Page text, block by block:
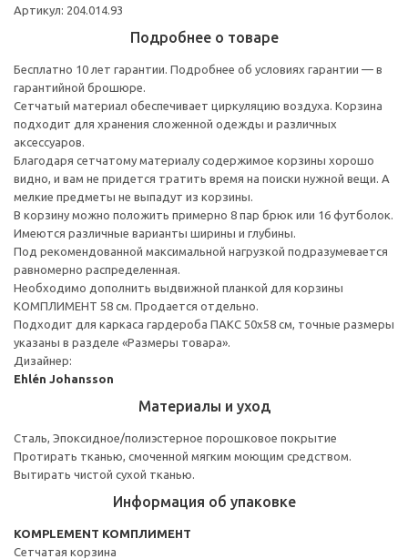
Артикул: 204.014.93
Подробнее о товаре
Бесплатно 10 лет гарантии. Подробнее об условиях гарантии — в
гарантийной брошюре.
Сетчатый материал обеспечивает циркуляцию воздуха. Корзина
подходит для хранения сложенной одежды и различных
аксессуаров.
Благодаря сетчатому материалу содержимое корзины хорошо
видно, и вам не придется тратить время на поиски нужной вещи. А
мелкие предметы не выпадут из корзины.
В корзину можно положить примерно 8 пар брюк или 16 футболок.
Имеются различные варианты ширины и глубины.
Под рекомендованной максимальной нагрузкой подразумевается
равномерно распределенная.
Необходимо дополнить выдвижной планкой для корзины
КОМПЛИМЕНТ 58 см. Продается отдельно.
Подходит для каркаса гардероба ПАКС 50x58 см, точные размеры
указаны в разделе «Размеры товара».
Дизайнер:
Ehlén Johansson
Материалы и уход
Сталь, Эпоксидное/полиэстерное порошковое покрытие
Протирать тканью, смоченной мягким моющим средством.
Вытирать чистой сухой тканью.
Информация об упаковке
KOMPLEMENT КОМПЛИМЕНТ
Сетчатая корзина